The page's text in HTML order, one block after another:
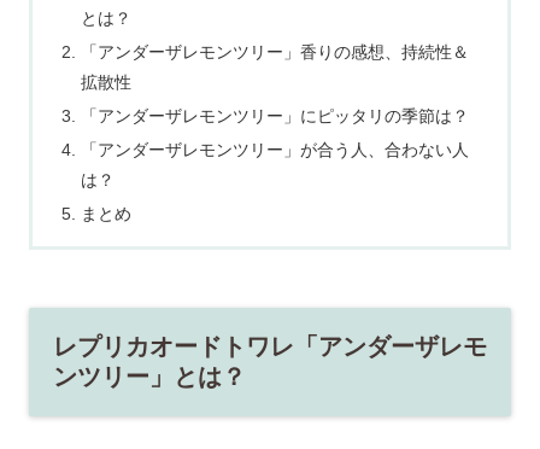
とは？
「アンダーザレモンツリー」香りの感想、持続性＆
拡散性
「アンダーザレモンツリー」にピッタリの季節は？
「アンダーザレモンツリー」が合う人、合わない人
は？
まとめ
レプリカオードトワレ「アンダーザレモ
ンツリー」とは？